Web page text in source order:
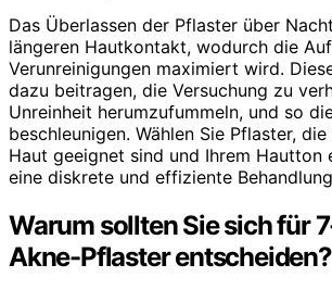
Das Überlassen der Pflaster über
längeren Hautkontakt, wodurch die
Verunreinigungen maximiert wird.
dazu beitragen, die Versuchung zu
Unreinheit herumzufummeln, und so
beschleunigen. Wählen Sie Pflaster,
Haut geeignet sind und Ihrem Hautton
eine diskrete und effiziente
Warum sollten Sie sich für
Akne-Pflaster entscheiden?